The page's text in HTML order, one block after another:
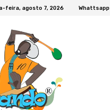
feira, agosto 7, 2026 Whattsapp